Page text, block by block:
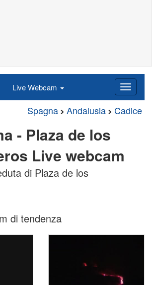
Live Webcam
Spagna Andalusia Cadice
- Plaza de los
Live webcam
di Plaza de los
di tendenza